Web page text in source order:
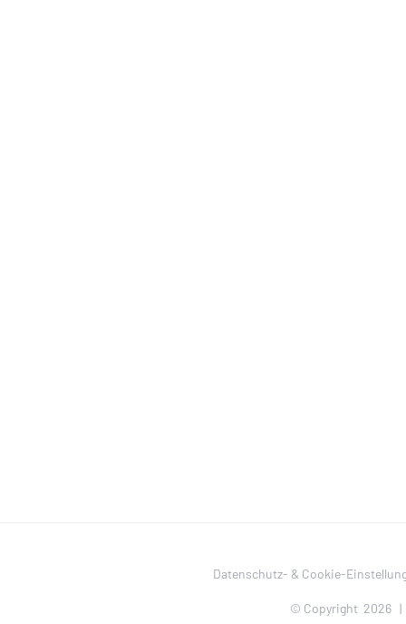
Datenschutz- & Cookie-
© Copyright 2026 |